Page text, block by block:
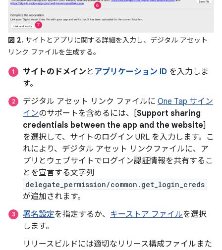
図 2. サイトとアプリに関する詳細を入力し、デジタル アセット
リンク ファイルを生成する。
サイトのドメイン と アプリケーション ID を入力しま
す。
デジタル アセット リンク ファイルに One Tap サイン
インのサポートを含めるには、[Support sharing
credentials between the app and the website]
を選択して、サイトのログイン URL を入力します。こ
れにより、デジタル アセット リンクファイルに、ア
プリとウェブサイトでログイン認証情報を共有するこ
とを宣言する文字列
delegate_permission/common.get_login_creds
が追加されます。
署名設定を指定するか、 キーストア ファイルを選択
します。
リリースビルドには適切なリリース構成ファイルまた